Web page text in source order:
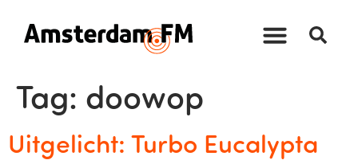
Tag: doowop
Uitgelicht: Turbo Eucalypta